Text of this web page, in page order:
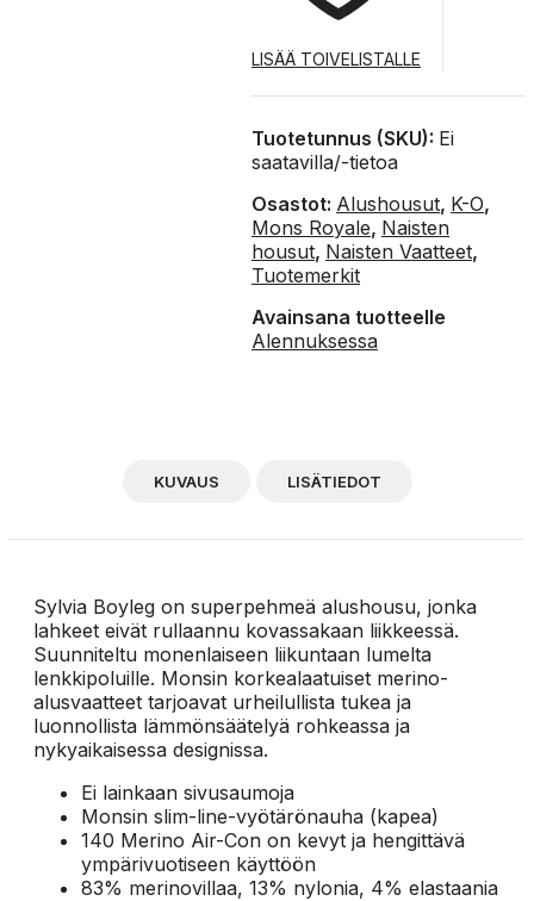
LISÄÄ TOIVELISTALLE
Tuotetunnus (SKU): Ei
saatavilla/-tietoa
Osastot: Alushousut, K-O,
Mons Royale, Naisten
housut, Naisten Vaatteet,
Tuotemerkit
Avainsana tuotteelle
Alennuksessa
KUVAUS LISÄTIEDOT
Sylvia Boyleg on superpehmeä alushousu, jonka
lahkeet eivät rullaannu kovassakaan liikkeessä.
Suunniteltu monenlaiseen liikuntaan lumelta
lenkkipoluille. Monsin korkealaatuiset merino-
alusvaatteet tarjoavat urheilullista tukea ja
luonnollista lämmönsäätelyä rohkeassa ja
nykyaikaisessa designissa.
Ei lainkaan sivusaumoja
Monsin slim-line-vyötärönauha (kapea)
140 Merino Air-Con on kevyt ja hengittävä
ympärivuotiseen käyttöön
83% merinovillaa, 13% nylonia, 4% elastaania